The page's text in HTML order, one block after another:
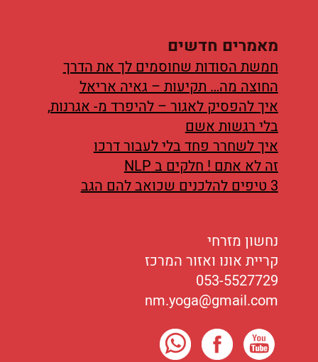
מאמרים חדשים
חמשת הסודות שחוסמים לך את הדרך
החוצה מה… תקיעות – גאיה אריאל
איך להפסיק לאגור – להיפרד מ- אגרנות,
בלי רגשות אשם
איך לשחרר פחד בלי לעבור דרכו
זה לא אתם ! חלקים ב NLP
3 טיפים להלכנים שכואב להם הגב
נחשון מזרחי
קריית אונו ואזור המרכז
053-5527729
nm.yoga@gmail.com